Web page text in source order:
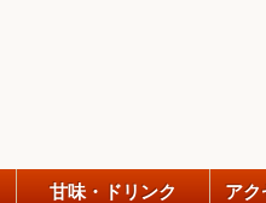
甘味・ドリンク アク